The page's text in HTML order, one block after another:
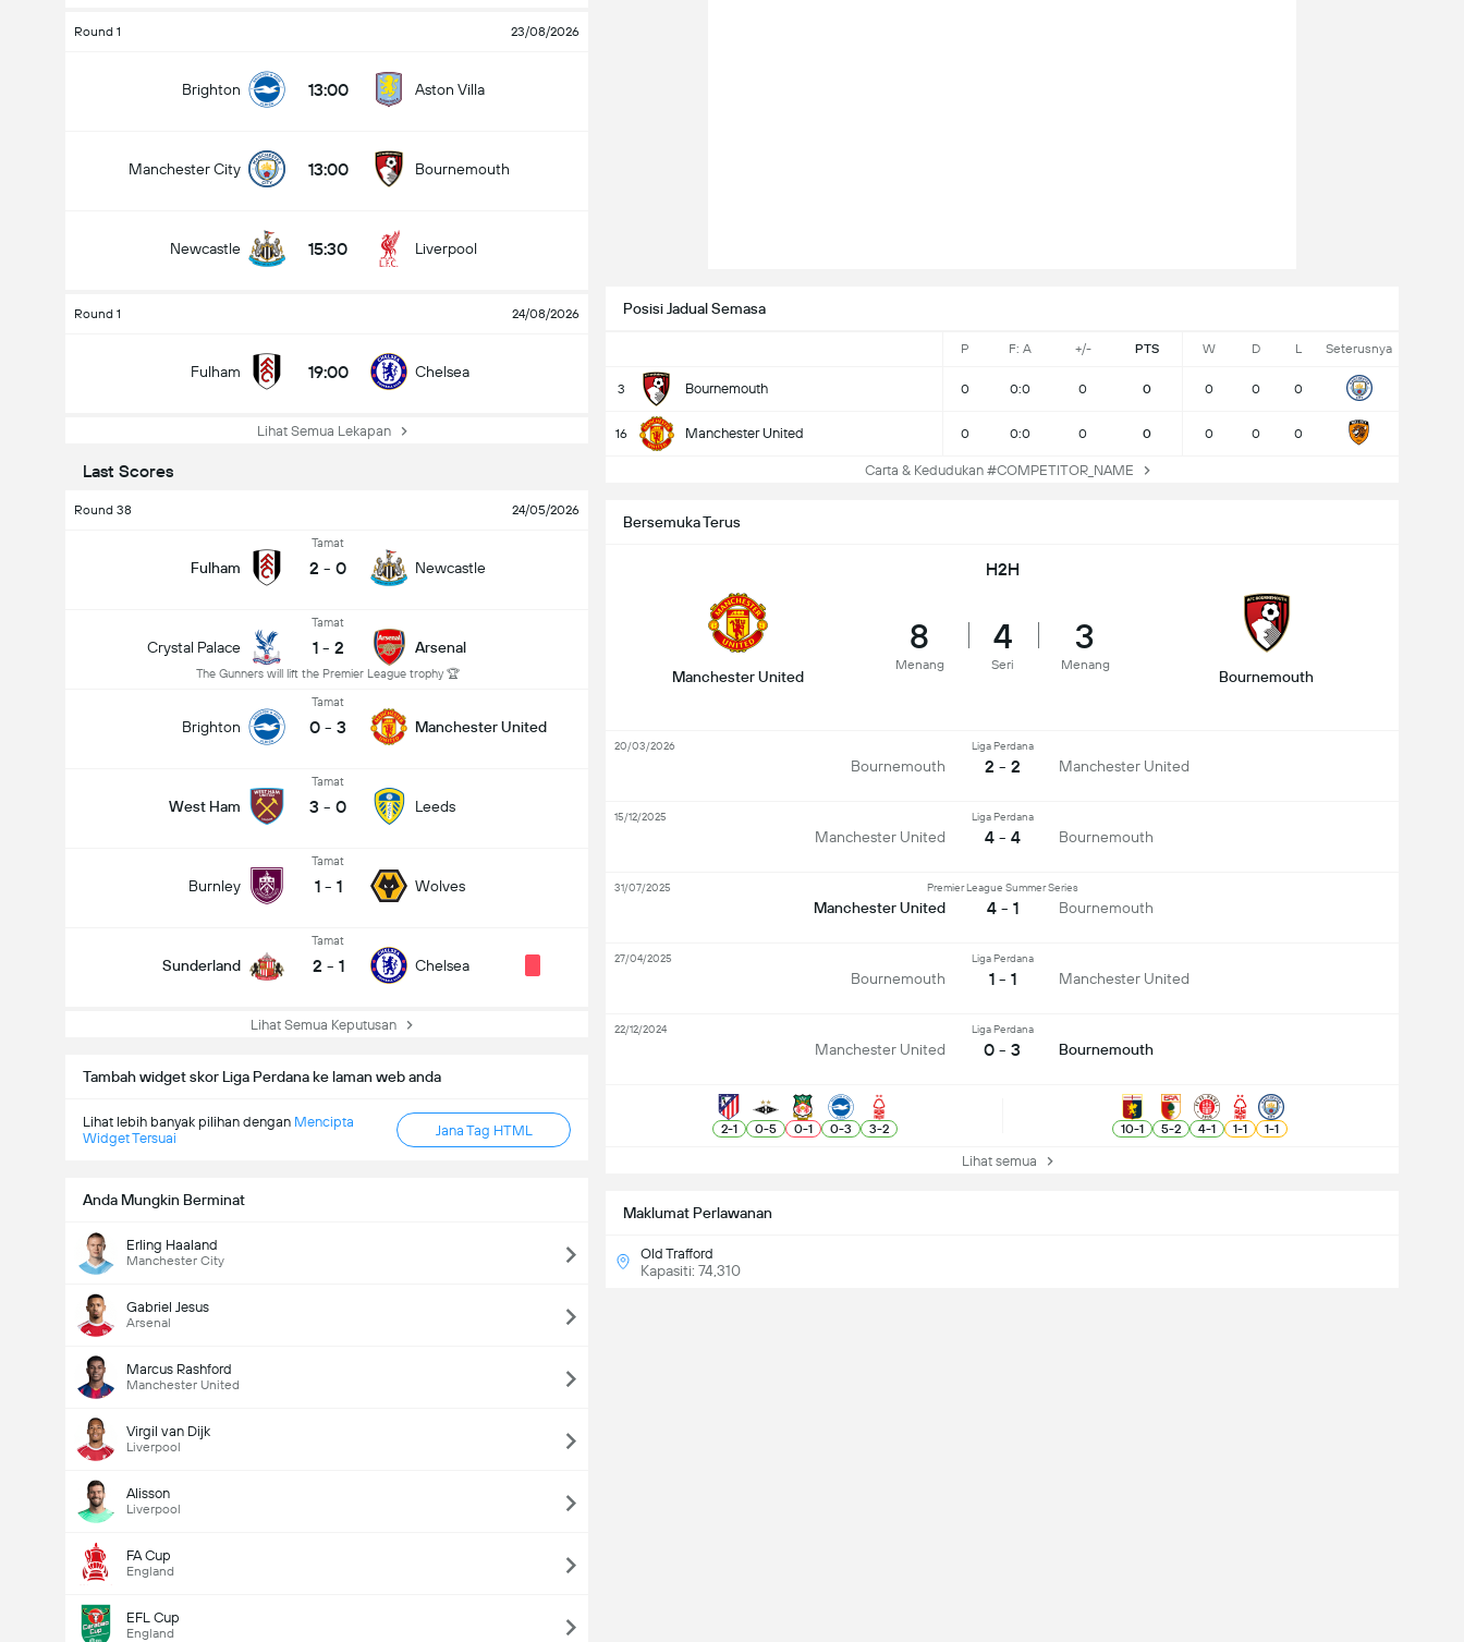
Round 1 23/08/2026
Brighton 13:00 Aston Villa
Manchester City 13:00 Bournemouth
Newcastle 15:30 Liverpool
Round 1 24/08/2026
Fulham 19:00 Chelsea
Lihat Semua Lekapan
Last Scores
Round 38 24/05/2026
Fulham
Tamat
2 - 0 Newcastle
Crystal Palace
Tamat
1 - 2
The Gunners will lift the Premier League trophy 🏆
Arsenal
Brighton
Tamat
0 - 3 Manchester United
West Ham
Tamat
3 - 0 Leeds
Burnley
Tamat
1 - 1 Wolves
Sunderland
Tamat
2 - 1 Chelsea
Lihat Semua Keputusan
Tambah widget skor Liga Perdana ke laman web anda
Lihat lebih banyak pilihan dengan Mencipta
Widget Tersuai
Jana Tag HTML
Anda Mungkin Berminat
Erling Haaland
Manchester City
Gabriel Jesus
Arsenal
Marcus Rashford
Manchester United
Virgil van Dijk
Liverpool
Alisson
Liverpool
FA Cup
England
EFL Cup
England
Posisi Jadual Semasa
P F: A +/- PTS W D L Seterusnya
3 Bournemouth 0 0:0 0 0 0 0 0
16 Manchester United 0 0:0 0 0 0 0 0
Carta & Kedudukan #COMPETITOR_NAME
Maklumat Perlawanan
Old Trafford
Kapasiti: 74,310
Bersemuka Terus
H2H
Manchester United
8
Menang
4
Seri
3
Menang
Bournemouth
Bournemouth
Liga Perdana
2 - 2 Manchester United
20/03/2026
Manchester United
Liga Perdana
4 - 4 Bournemouth
15/12/2025
Manchester United
Premier League Summer Series
4 - 1 Bournemouth
31/07/2025
Bournemouth
Liga Perdana
1 - 1 Manchester United
27/04/2025
Manchester United
Liga Perdana
0 - 3 Bournemouth
22/12/2024
2-1 0-5 0-1 0-3 3-2 10-1 5-2 4-1 1-1 1-1
Lihat semua